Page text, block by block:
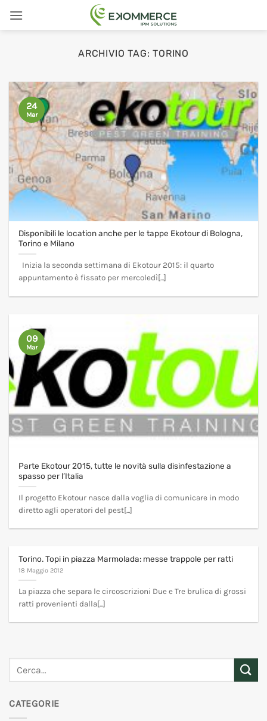
ARCHIVIO TAG:TORINO
Disponibili le location anche per le tappe Ekotour di Bologna,
Torino e Milano
Inizia la seconda settimana di Ekotour 2015: il quarto
appuntamento è fissato per mercoledì[...]
24
Mar
Parte Ekotour 2015, tutte le novità sulla disinfestazione a
spasso per l’Italia
Il progetto Ekotour nasce dalla voglia di comunicare in modo
diretto agli operatori del pest[...]
09
Mar
Torino. Topi in piazza Marmolada: messe trappole per ratti
18 Maggio 2012
La piazza che separa le circoscrizioni Due e Tre brulica di grossi
ratti provenienti dalla[...]
CATEGORIE